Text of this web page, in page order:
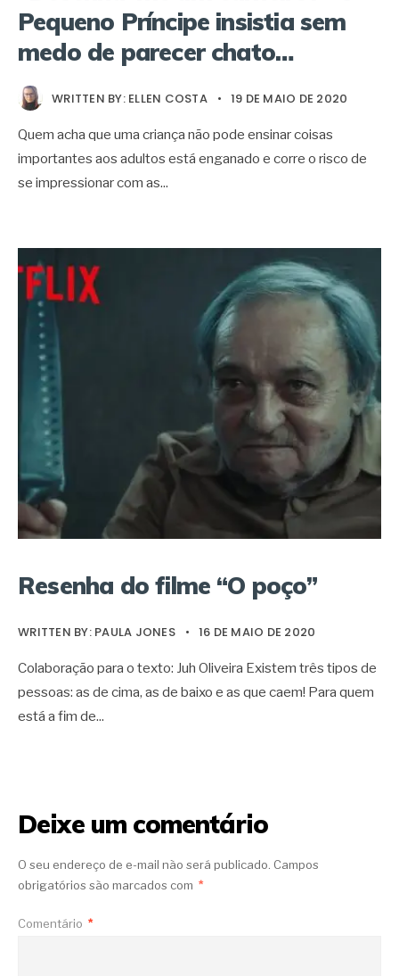
Pequeno Príncipe insistia sem
medo de parecer chato…
WRITTEN BY: ELLEN COSTA • 19 DE MAIO DE 2020
Quem acha que uma criança não pode ensinar coisas
importantes aos adultos está enganado e corre o risco de
se impressionar com as...
Resenha do filme “O poço”
WRITTEN BY: PAULA JONES • 16 DE MAIO DE 2020
Colaboração para o texto: Juh Oliveira Existem três tipos de
pessoas: as de cima, as de baixo e as que caem! Para quem
está a fim de...
Deixe um comentário
O seu endereço de e-mail não será publicado. Campos
obrigatórios são marcados com *
Comentário *